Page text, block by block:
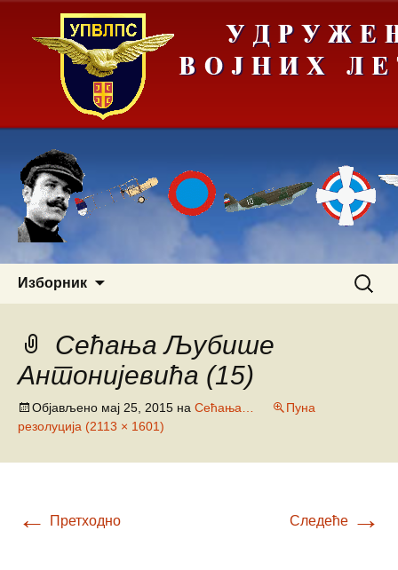
Изборник
Сећања Љубише
Антонијевића (15)
Објављено мај 25, 2015 на Сећања…
Пуна
резолуција (2113 × 1601)
← Претходно Следеће →